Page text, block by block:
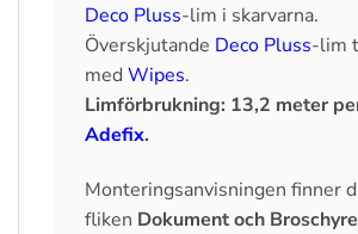
Deco Pluss-lim i skarvarna.
Överskjutande Deco Pluss-lim
med Wipes.
Limförbrukning: 13,2 meter
Adefix.
Monteringsanvisningen finner
fliken Dokument och